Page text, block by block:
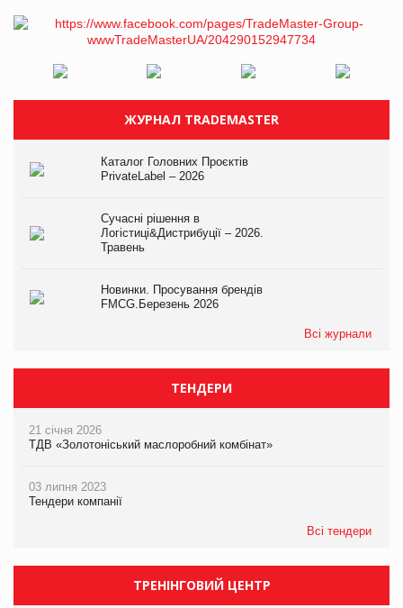
ЖУРНАЛ TRADEMASTER
Каталог Головних Проєктів
PrivateLabel – 2026
Сучасні рішення в
Логістиці&Дистрибуції – 2026.
Травень
Новинки. Просування брендів
FMCG.Березень 2026
Всі журнали
ТЕНДЕРИ
21 січня 2026
ТДВ «Золотоніський маслоробний комбінат»
03 липня 2023
Тендери компанії
Всі тендери
ТРЕНІНГОВИЙ ЦЕНТР